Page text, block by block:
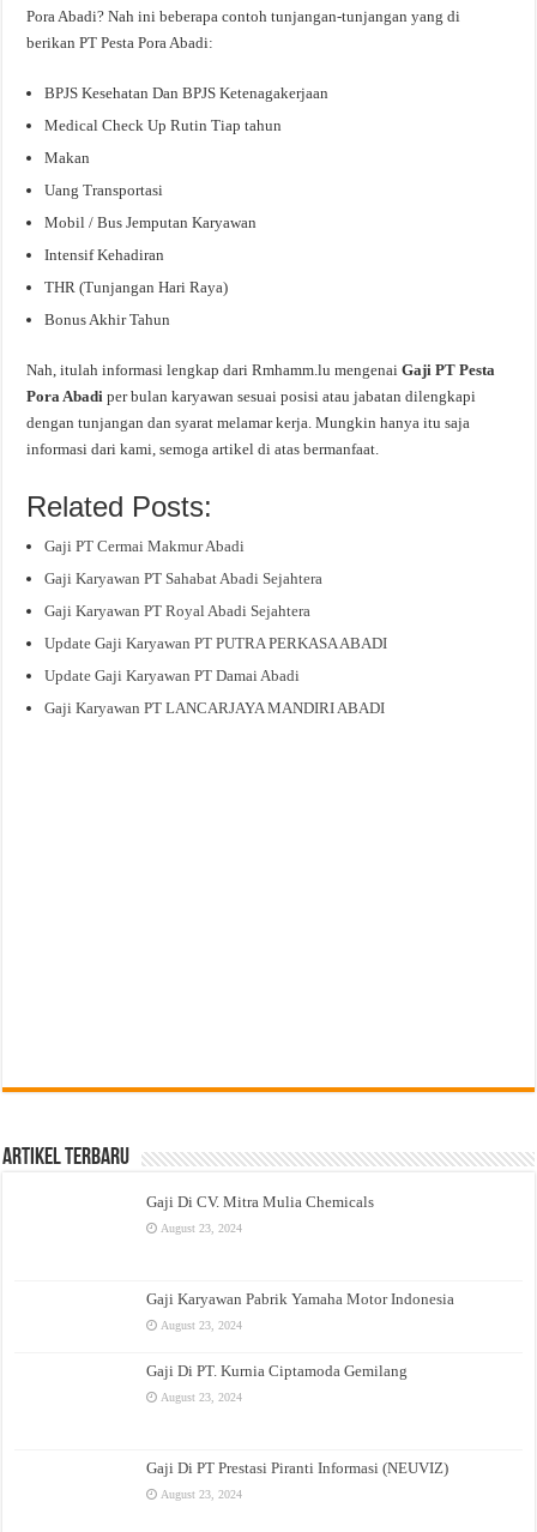
Pora Abadi? Nah ini beberapa contoh tunjangan-tunjangan yang di
berikan PT Pesta Pora Abadi:
BPJS Kesehatan Dan BPJS Ketenagakerjaan
Medical Check Up Rutin Tiap tahun
Makan
Uang Transportasi
Mobil / Bus Jemputan Karyawan
Intensif Kehadiran
THR (Tunjangan Hari Raya)
Bonus Akhir Tahun
Nah, itulah informasi lengkap dari Rmhamm.lu mengenaiGaji PT Pesta
Pora Abadiper bulan karyawan sesuai posisi atau jabatan dilengkapi
dengan tunjangan dan syarat melamar kerja. Mungkin hanya itu saja
informasi dari kami, semoga artikel di atas bermanfaat.
Related Posts:
Gaji PT Cermai Makmur Abadi
Gaji Karyawan PT Sahabat Abadi Sejahtera
Gaji Karyawan PT Royal Abadi Sejahtera
Update Gaji Karyawan PT PUTRA PERKASA ABADI
Update Gaji Karyawan PT Damai Abadi
Gaji Karyawan PT LANCARJAYA MANDIRI ABADI
Artikel Terbaru
Gaji Di CV. Mitra Mulia Chemicals
August 23, 2024
Gaji Karyawan Pabrik Yamaha Motor Indonesia
August 23, 2024
Gaji Di PT. Kurnia Ciptamoda Gemilang
August 23, 2024
Gaji Di PT Prestasi Piranti Informasi (NEUVIZ)
August 23, 2024